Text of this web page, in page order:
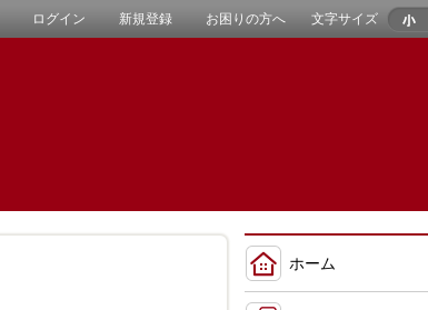
ログイン 新規登録 お困りの方へ 文字サイズ
ホーム